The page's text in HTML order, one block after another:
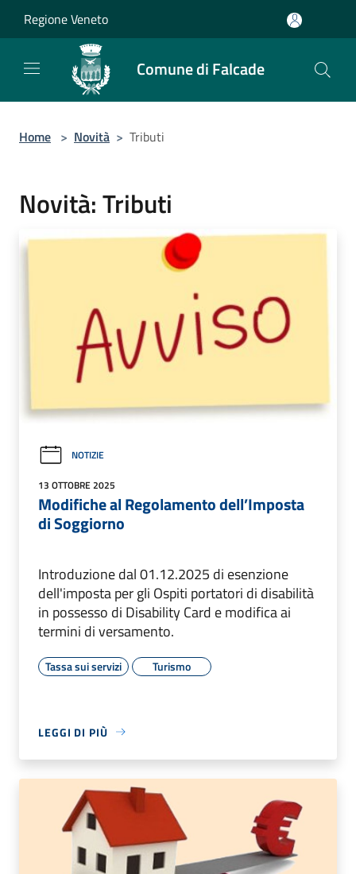
Regione Veneto
Comune di Falcade
Home > Novità > Tributi
Novità: Tributi
NOTIZIE
13 OTTOBRE 2025
Modifiche al Regolamento dell’Imposta
di Soggiorno
Introduzione dal 01.12.2025 di esenzione
dell'imposta per gli Ospiti portatori di disabilità
in possesso di Disability Card e modifica ai
termini di versamento.
Tassa sui servizi Turismo
LEGGI DI PIÙ